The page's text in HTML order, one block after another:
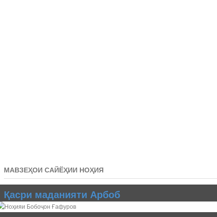
МАВЗЕҲОИ САЙЁҲИИ НОҲИЯ
Қасри маданияти Арбоб